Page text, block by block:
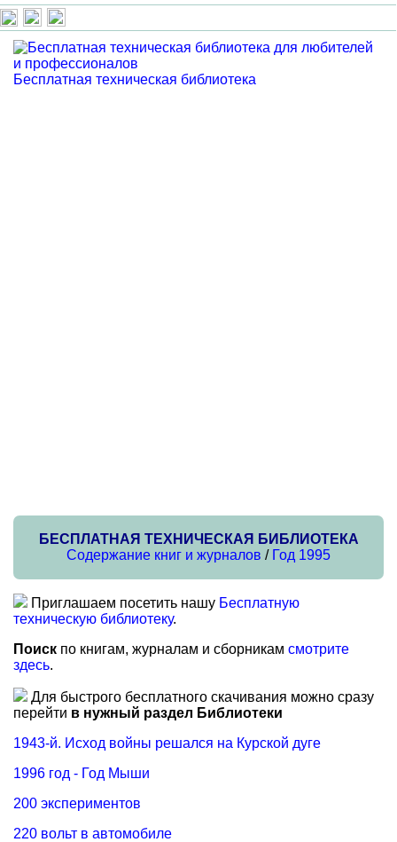
Бесплатная техническая библиотека
БЕСПЛАТНАЯ ТЕХНИЧЕСКАЯ БИБЛИОТЕКА
Содержание книг и журналов / Год 1995
Приглашаем посетить нашу Бесплатную
техническую библиотеку.
Поиск по книгам, журналам и сборникам смотрите
здесь.
Для быстрого бесплатного скачивания можно сразу
перейти в нужный раздел Библиотеки
1943-й. Исход войны решался на Курской дуге
1996 год - Год Мыши
200 экспериментов
220 вольт в автомобиле